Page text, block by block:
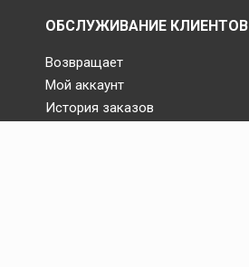
ОБСЛУЖИВАНИЕ КЛИЕНТОВ
Возвращает
Мой аккаунт
История заказов